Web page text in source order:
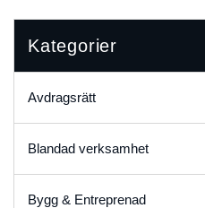
Kategorier
Avdragsrätt
Blandad verksamhet
Bygg & Entreprenad